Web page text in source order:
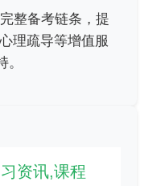
完整备考链条，提
理疏导等增值服
资讯,课程